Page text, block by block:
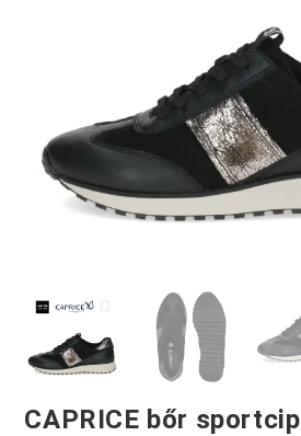
CAPRICE bőr